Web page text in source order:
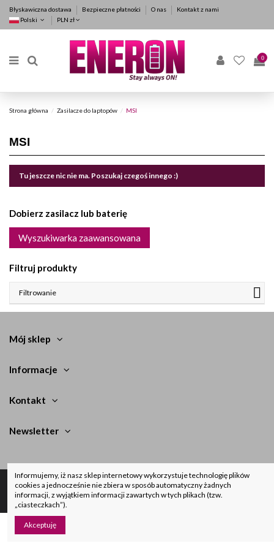
Błyskawiczna dostawa Bezpieczne płatności O nas
Kontakt z nami
Polski
PLN zł
0
Strona główna Zasilacze do laptopów MSI
MSI
Tu jeszcze nic nie ma. Poszukaj czegoś innego :)
Dobierz zasilacz lub baterię
Wyszukiwarka zaawansowana
Filtruj produkty
Filtrowanie
Mój sklep
Informacje
Kontakt
Newsletter
©Eneronpolska.plWszelkie prawa zastrzeżone. Realizacja:Presta
Informujemy, iż nasz sklep internetowy wykorzystuje technologię plików
cookies a jednocześnie nie zbiera w sposób automatyczny żadnych
informacji, z wyjątkiem informacji zawartych w tych plikach (tzw.
„ciasteczkach”).
Akceptuję